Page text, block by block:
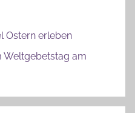
Ostern erleben
Weltgebetstag am